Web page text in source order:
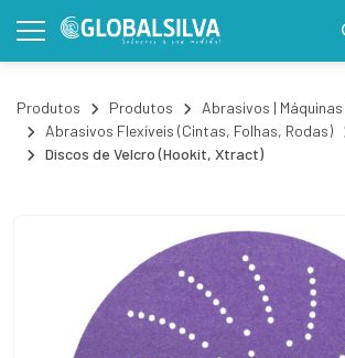
Produtos Produtos
Abrasivos |
Abrasivos Flexíveis (Cintas, Folhas, Rodas)
Discos de Velcro (Hookit, Xtract)